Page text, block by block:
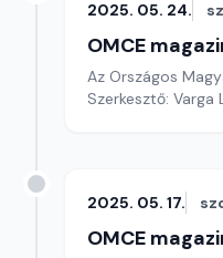
2025. 05. 24.
OMCE
Az Országos
Szerkesztő: Varga
2025. 05. 17.
OMCE